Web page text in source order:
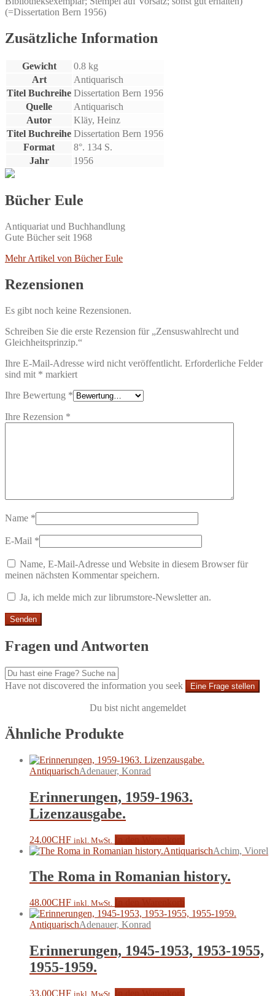
(=Dissertation Bern 1956)
Zusätzliche Information
Gewicht
0.8 kg
Art
Antiquarisch
Titel Buchreihe Dissertation Bern 1956
Quelle
Antiquarisch
Autor
Kläy, Heinz
Titel Buchreihe Dissertation Bern 1956
Format
8°. 134 S.
Jahr
1956
Bücher Eule
Antiquariat und Buchhandlung
Gute Bücher seit 1968
Mehr Artikel von Bücher Eule
Rezensionen
Es gibt noch keine Rezensionen.
Schreiben Sie die erste Rezension für „Zensuswahlrecht und
Gleichheitsprinzip.“
Ihre E-Mail-Adresse wird nicht veröffentlicht. Erforderliche Felder
sind mit * markiert
Ihre Bewertung *
Ihre Rezension *
Name *
E-Mail *
Name, E-Mail-Adresse und Website in diesem Browser für
meinen nächsten Kommentar speichern.
Ja, ich melde mich zur librumstore-Newsletter an.
Fragen und Antworten
Have not discovered the information you seek Eine Frage stellen
Du bist nicht angemeldet
Ähnliche Produkte
AntiquarischAdenauer, Konrad
Erinnerungen, 1959-1963.
Lizenzausgabe.
24.00CHF inkl. MwSt.
AntiquarischAchim, Viorel
The Roma in Romanian history.
48.00CHF inkl. MwSt.
AntiquarischAdenauer, Konrad
Erinnerungen, 1945-1953, 1953-1955,
1955-1959.
33.00CHF inkl. MwSt.